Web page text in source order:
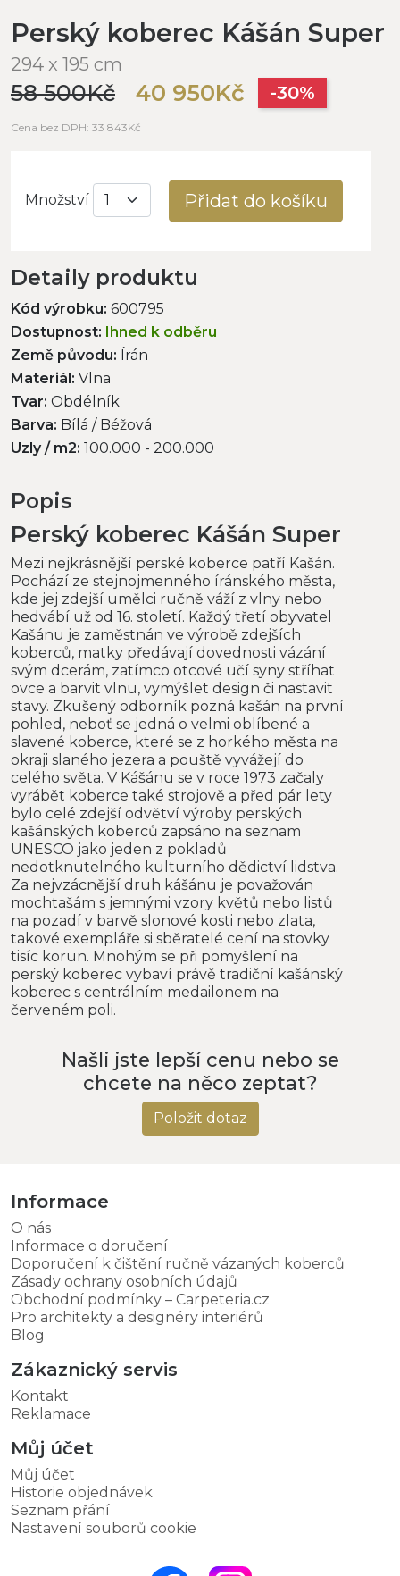
Perský koberec Kášán Super
294 x 195 cm
58 500Kč 40 950Kč -30%
Cena bez DPH: 33 843Kč
Množství Přidat do košíku
Detaily produktu
Kód výrobku: 600795
Dostupnost: Ihned k odběru
Země původu: Írán
Materiál: Vlna
Tvar: Obdélník
Barva: Bílá / Béžová
Uzly / m2: 100.000 - 200.000
Popis
Perský koberec Kášán Super
Mezi nejkrásnější perské koberce patří Kašán.
Pochází ze stejnojmenného íránského města,
kde jej zdejší umělci ručně váží z vlny nebo
hedvábí už od 16. století. Každý třetí obyvatel
Kašánu je zaměstnán ve výrobě zdejších
koberců, matky předávají dovednosti vázání
svým dcerám, zatímco otcové učí syny stříhat
ovce a barvit vlnu, vymýšlet design či nastavit
stavy. Zkušený odborník pozná kašán na první
pohled, neboť se jedná o velmi oblíbené a
slavené koberce, které se z horkého města na
okraji slaného jezera a pouště vyvážejí do
celého světa. V Kášánu se v roce 1973 začaly
vyrábět koberce také strojově a před pár lety
bylo celé zdejší odvětví výroby perských
kašánských koberců zapsáno na seznam
UNESCO jako jeden z pokladů
nedotknutelného kulturního dědictví lidstva.
Za nejvzácnější druh kášánu je považován
mochtašám s jemnými vzory květů nebo listů
na pozadí v barvě slonové kosti nebo zlata,
takové exempláře si sběratelé cení na stovky
tisíc korun. Mnohým se při pomyšlení na
perský koberec vybaví právě tradiční kašánský
koberec s centrálním medailonem na
červeném poli.
Našli jste lepší cenu nebo se
chcete na něco zeptat?
Položit dotaz
Informace
O nás
Informace o doručení
Doporučení k čištění ručně vázaných koberců
Zásady ochrany osobních údajů
Obchodní podmínky – Carpeteria.cz
Pro architekty a designéry interiérů
Blog
Zákaznický servis
Kontakt
Reklamace
Můj účet
Můj účet
Historie objednávek
Seznam přání
Nastavení souborů cookie